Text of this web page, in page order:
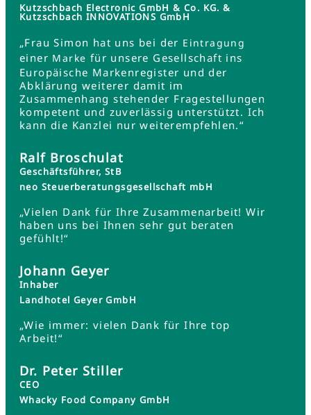
Kutzschbach Electronic GmbH & Co. KG. &
Kutzschbach INNOVATIONS GmbH
„Frau Simon hat uns bei der Eintragung
einer Marke für unsere Gesellschaft ins
Europäische Markenregister und der
Abklärung weiterer damit im
Zusammenhang stehender Fragestellungen
kompetent und zuverlässig unterstützt. Ich
kann die Kanzlei nur weiterempfehlen.“
Ralf Broschulat
Geschäftsführer, StB
neo Steuerberatungsgesellschaft mbH
„Vielen Dank für Ihre Zusammenarbeit! Wir
haben uns bei Ihnen sehr gut beraten
gefühlt!“
Johann Geyer
Inhaber
Landhotel Geyer GmbH
„Wie immer: vielen Dank für Ihre top
Arbeit!“
Dr. Peter Stiller
CEO
Whacky Food Company GmbH